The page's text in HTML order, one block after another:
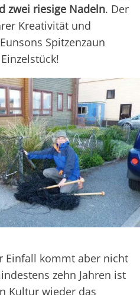
zwei riesige Nadeln. Der
Kreativität und
Spitzenzaun
Einfall kommt aber nicht
zehn Jahren ist
Kultur wieder das